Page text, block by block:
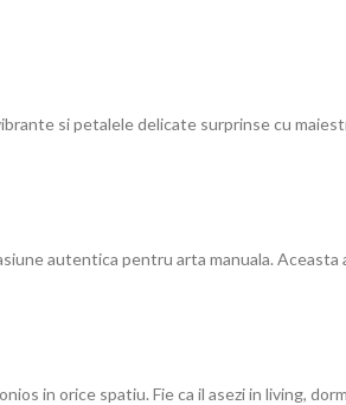
si petalele delicate surprinse cu
autentica pentru arta manuala.
in orice spatiu. Fie ca il asezi in living,